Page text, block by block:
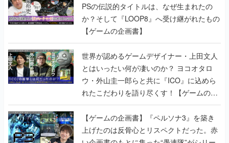
PSの伝説的タイトルは、なぜ生まれたの
か？そして『LOOP8』へ受け継がれたもの
【ゲームの企画書】
世界が認めるゲームデザイナー・上田文人
とはいったい何が凄いのか？ ヨコオタロ
ウ・外山圭一郎らと共に『ICO』に込めら
れたこだわりを語り尽くす！【ゲームの企
画書】
【ゲームの企画書】『ペルソナ3』を築き
上げたのは反骨心とリスペクトだった。赤